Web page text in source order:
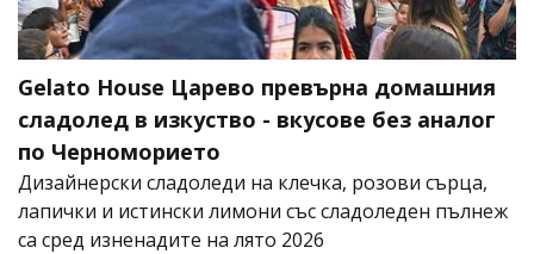
Gelato House Царево превърна домашния
сладолед в изкуство - вкусове без аналог
по Черноморието
Дизайнерски сладоледи на клечка, розови сърца,
лапички и истински лимони със сладоледен пълнеж
са сред изненадите на лято 2026